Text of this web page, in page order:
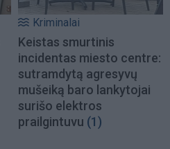
Kriminalai
Keistas smurtinis
incidentas miesto centre:
sutramdytą agresyvų
mušeiką baro lankytojai
surišo elektros
prailgintuvu (1)